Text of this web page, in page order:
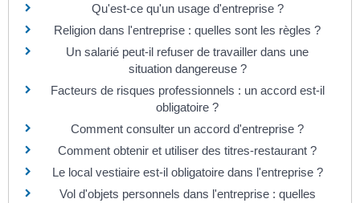
Qu'est-ce qu'un usage d'entreprise ?
Religion dans l'entreprise : quelles sont les règles ?
Un salarié peut-il refuser de travailler dans une
situation dangereuse ?
Facteurs de risques professionnels : un accord est-il
obligatoire ?
Comment consulter un accord d'entreprise ?
Comment obtenir et utiliser des titres-restaurant ?
Le local vestiaire est-il obligatoire dans l'entreprise ?
Vol d'objets personnels dans l'entreprise : quelles